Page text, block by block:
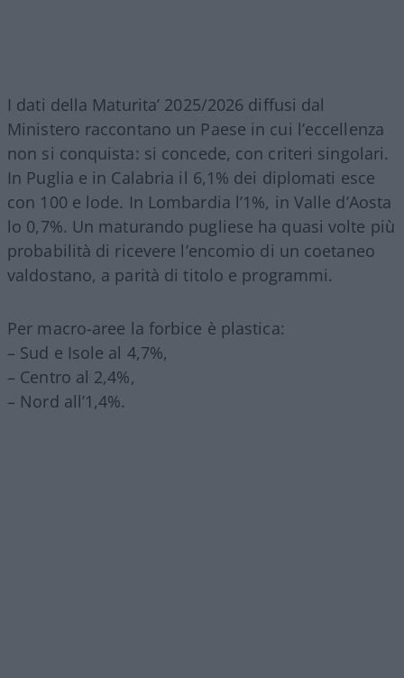
I dati della Maturita’ 2025/2026 diffusi dal
Ministero raccontano un Paese in cui l’eccellenza
non si conquista: si concede, con criteri singolari.
In Puglia e in Calabria il 6,1% dei diplomati esce
con 100 e lode. In Lombardia l’1%, in Valle d’Aosta
lo 0,7%. Un maturando pugliese ha quasi volte più
probabilità di ricevere l’encomio di un coetaneo
valdostano, a parità di titolo e programmi.
Per macro-aree la forbice è plastica:
– Sud e Isole al 4,7%,
– Centro al 2,4%,
– Nord all’1,4%.